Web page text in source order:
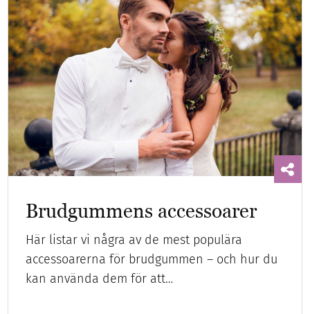
Brudgummens accessoarer
Här listar vi några av de mest populära
accessoarerna för brudgummen – och hur du
kan använda dem för att…